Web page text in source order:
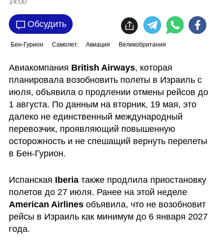
Обсудить
Бен-Гурион Самолет Авиация Великобритания
Авиакомпания British Airways, которая
планировала возобновить полеты в Израиль с
июля, объявила о продлении отмены рейсов до
1 августа. По данным на вторник, 19 мая, это
далеко не единственный международный
перевозчик, проявляющий повышенную
осторожность и не спешащий вернуть перелеты
в Бен-Гурион.
Испанская Iberia также продлила приостановку
полетов до 27 июля. Ранее на этой неделе
American Airlines объявила, что не возобновит
рейсы в Израиль как минимум до 6 января 2027
года.